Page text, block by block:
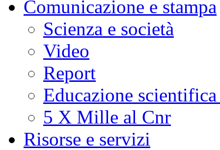
Comunicazione e stampa
Scienza e società
Video
Report
Educazione
5 X Mille al Cnr
Risorse e servizi